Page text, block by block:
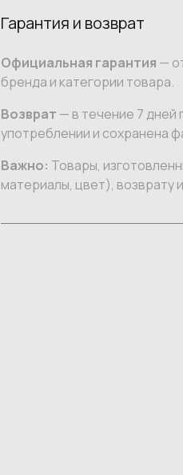
Гарантия и возврат
Официальная гарантия —
бренда и категории товара.
Возврат — в течение 7 дней
употреблении и сохранена
Важно: Товары,
материалы, цвет), возврату